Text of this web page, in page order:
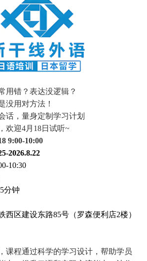
用错？表达没逻辑？
没用对方法！
话，量身定制学习计划
欢迎4月18日试听~
9:00-10:00
2026.8.22
10:30
分钟
西区建设东路85号（罗森便利店2楼）
课程通过科学的学习设计，帮助学员